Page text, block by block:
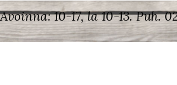
10-17, la 10-13.Puh.